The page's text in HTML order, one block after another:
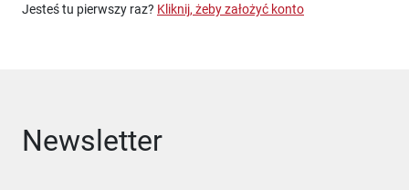
Jesteś tu pierwszy raz? Kliknij, żeby założyć konto
Newsletter